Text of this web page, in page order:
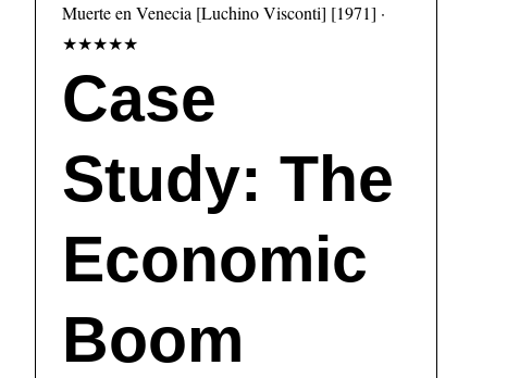
Muerte en Venecia [Luchino Visconti] [1971] ·
★★★★★
Case
Study: The
Economic
Boom